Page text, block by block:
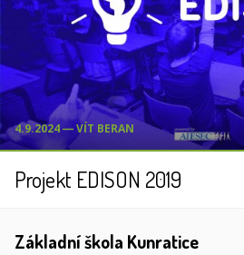
4.9.2024 ― VÍT BERAN
Projekt EDISON 2019
Základní škola Kunratice